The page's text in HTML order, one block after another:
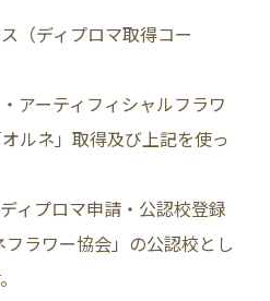
（ディプロマ取得コー
アーティフィシャルフラワ
ルネ」取得及び上記を使っ
ィプロマ申請・公認校登録
ラワー協会」の公認校とし